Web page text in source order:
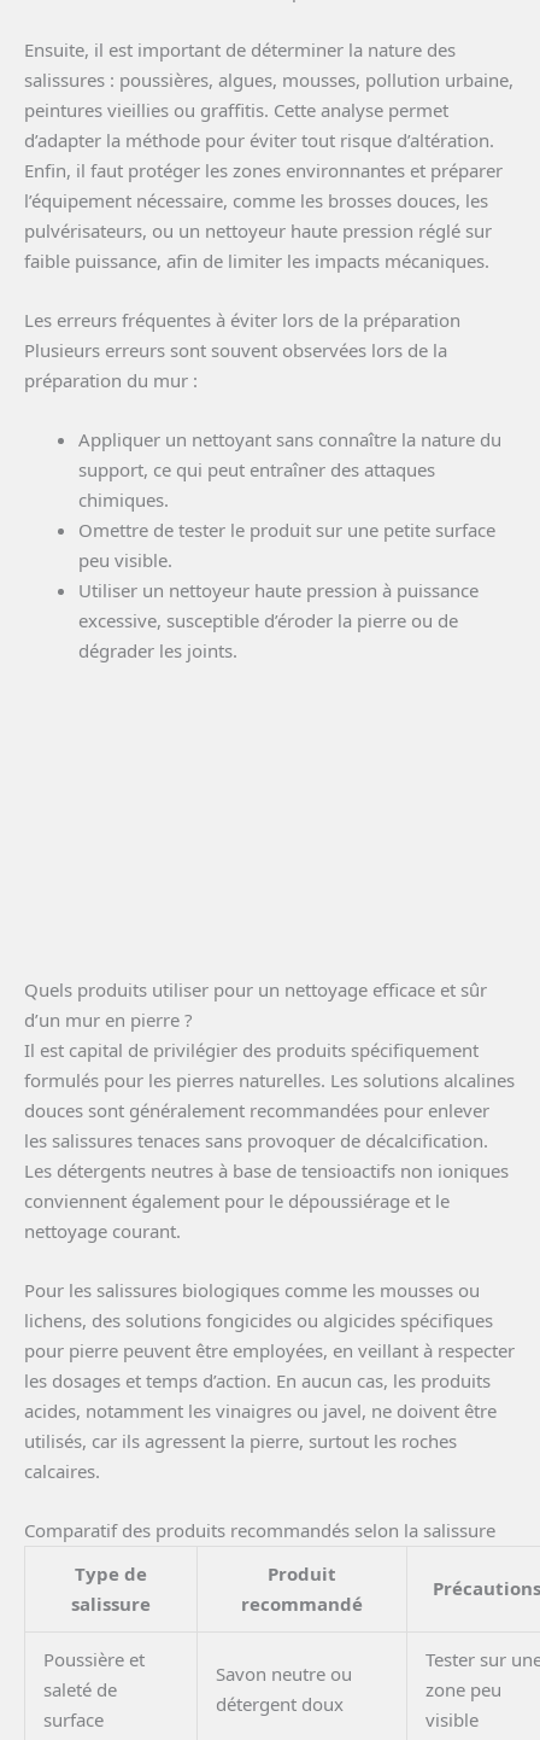
Ensuite, il est important de déterminer la nature des
salissures : poussières, algues, mousses, pollution urbaine,
peintures vieillies ou graffitis. Cette analyse permet
d’adapter la méthode pour éviter tout risque d’altération.
Enfin, il faut protéger les zones environnantes et préparer
l’équipement nécessaire, comme les brosses douces, les
pulvérisateurs, ou un nettoyeur haute pression réglé sur
faible puissance, afin de limiter les impacts mécaniques.
Les erreurs fréquentes à éviter lors de la préparation
Plusieurs erreurs sont souvent observées lors de la
préparation du mur :
Appliquer un nettoyant sans connaître la nature du
support, ce qui peut entraîner des attaques
chimiques.
Omettre de tester le produit sur une petite surface
peu visible.
Utiliser un nettoyeur haute pression à puissance
excessive, susceptible d’éroder la pierre ou de
dégrader les joints.
Quels produits utiliser pour un nettoyage efficace et sûr
d’un mur en pierre ?
Il est capital de privilégier des produits spécifiquement
formulés pour les pierres naturelles. Les solutions alcalines
douces sont généralement recommandées pour enlever
les salissures tenaces sans provoquer de décalcification.
Les détergents neutres à base de tensioactifs non ioniques
conviennent également pour le dépoussiérage et le
nettoyage courant.
Pour les salissures biologiques comme les mousses ou
lichens, des solutions fongicides ou algicides spécifiques
pour pierre peuvent être employées, en veillant à respecter
les dosages et temps d’action. En aucun cas, les produits
acides, notamment les vinaigres ou javel, ne doivent être
utilisés, car ils agressent la pierre, surtout les roches
calcaires.
Comparatif des produits recommandés selon la salissure
Type de
salissure
Produit
recommandé
Précautions
Poussière et
saleté de
surface
Savon neutre ou
détergent doux
Tester sur
zone peu
visible